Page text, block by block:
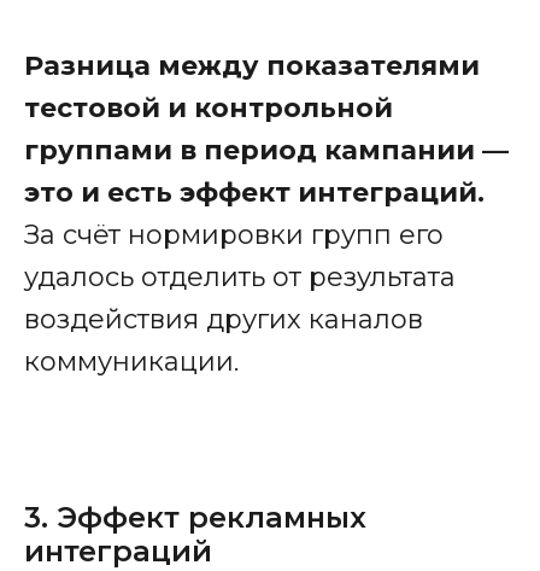
Разница между показателями
тестовой и контрольной
группами в период кампании —
это и есть эффект интеграций.
За счёт нормировки групп его
удалось отделить от результата
воздействия других каналов
коммуникации.
3. Эффект рекламных
интеграций